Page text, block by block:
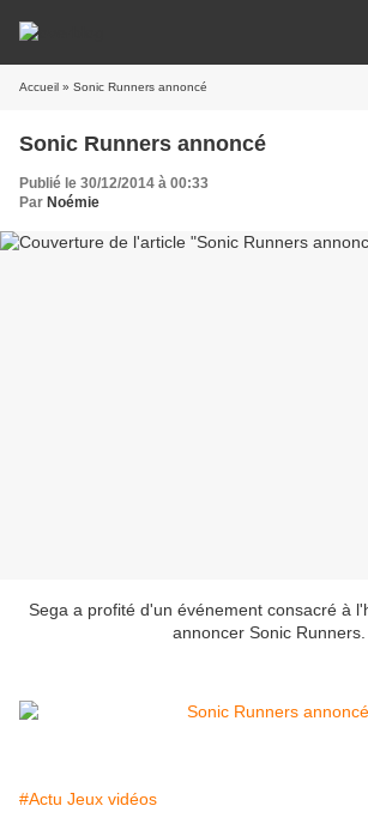
Accueil » Sonic Runners annoncé
Sonic Runners annoncé
Publié le 30/12/2014 à 00:33
Par Noémie
Sega a profité d'un événement consacré à
annoncer Sonic Runners.
#Actu Jeux vidéos